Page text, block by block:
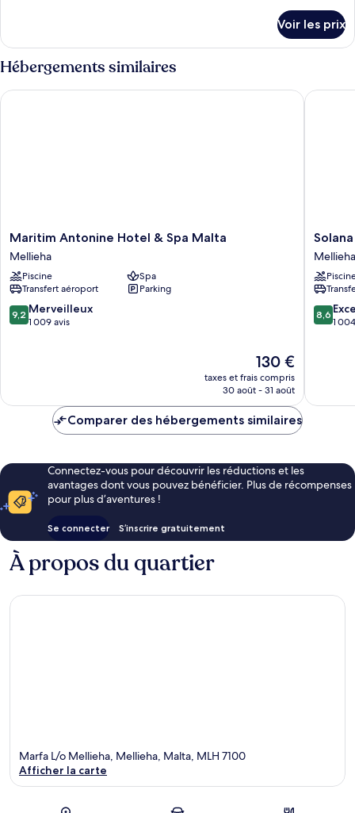
le
type
de
Chambre
Voir les prix
Hébergements similaires
Maritim
Antonine
Hotel
&
Spa
Malta
Mellieha
Maritim Antonine Hotel & Spa Malta
Mellieha
Piscine
Spa
Transfert aéroport
Parking
9.2
sur
9,2 Merveilleux
1 009 avis
Le
nouveau
prix
de
130 €
taxes et frais compris
30 août - 31 août
Maritim Antonine Hotel & Spa Malta
Solana
Hotel
&
Spa
Mellieha
Mellieha
8.6
sur
8,6
1
Solana
Comparer des hébergements similaires
Connectez-vous pour découvrir les réductions et les
avantages dont vous pouvez bénéficier. Plus de récompenses
pour plus d’aventures !
Se connecter S’inscrire gratuitement
À propos du quartier
Marfa L/o Mellieha, Mellieha, Malta, MLH 7100
Afficher la carte